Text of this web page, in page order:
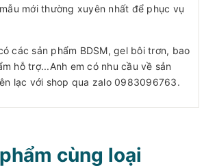
mới thường xuyên nhất để phục vụ
các sản phẩm BDSM, gel bôi trơn, bao
hỗ trợ...Anh em có nhu cầu về sản
lạc với shop qua zalo 0983096763.
cùng loại